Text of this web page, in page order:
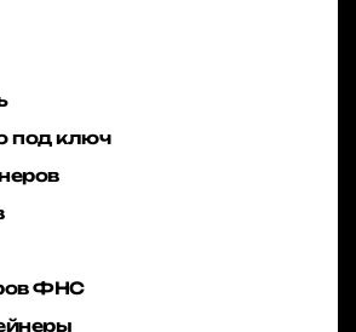
под ключ
ФНС